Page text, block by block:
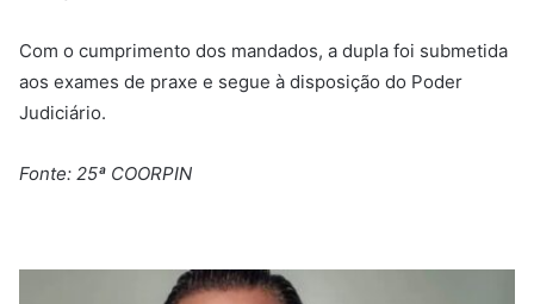
Com o cumprimento dos mandados, a dupla foi submetida
aos exames de praxe e segue à disposição do Poder
Judiciário.
Fonte: 25ª COORPIN